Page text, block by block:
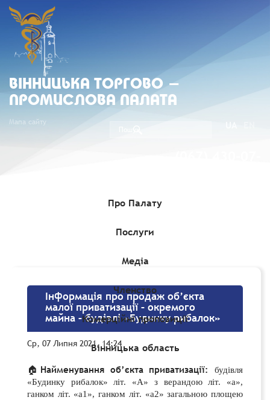
ВIННИЦЬКА ТОРГОВО -
ПРОМИСЛОВА ПАЛАТА
Мапа сайту
Про Палату
Послуги
Медіа
Членство
Комерційні пропозиції
Вінницька область
Комерційні пропозиції»Інформацiя про продаж
Інформацiя про продаж об’єкта
малої приватизації – окремого
майна – будівлі «Будинку рибалок»
Ср, 07 Липня 2021, 14:24
🏠 Найменування об’єкта приватизації:
будівля
«Будинку рибалок» літ. «А» з верандою літ. «а»,
ганком літ. «а1», ганком літ. «а2» загальною площею